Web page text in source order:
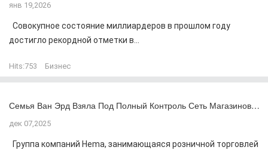
янв 19,2026
Совокупное состояние миллиардеров в прошлом году
достигло рекордной отметки в...
Hits:753 Бизнес
Семья Ван Эрд Взяла Под Полный Контроль Сеть Магазинов…
дек 07,2025
Группа компаний Hema, занимающаяся розничной торговлей